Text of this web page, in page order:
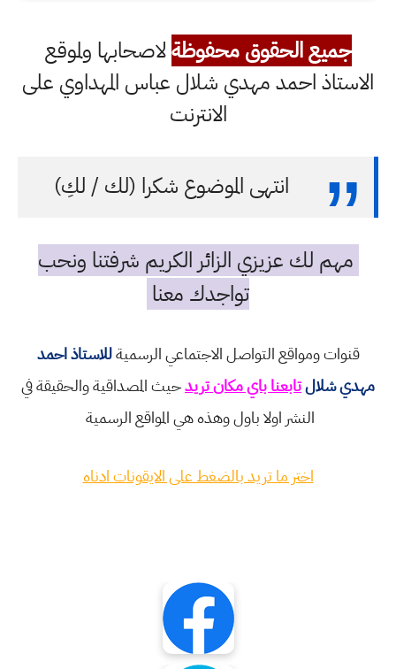
جميع الحقوق محفوظةلاصحابها ولموقع
الاستاذ احمد مهدي شلال عباس المهداوي على
الانترنت
انتهى الموضوع شكرا (لك / لكِ)
مهم لك عزيزي الزائر الكريم شرفتنا ونحب
تواجدك معنا
قنوات ومواقع التواصل الاجتماعي الرسميةللاستاذ احمد
مهدي شلالتابعنا باي مكان تريدحيث المصداقية والحقيقة في
النشر اولا باول وهذه هي المواقع الرسمية
اختر ما تريد بالضغط على الايقونات ادناه